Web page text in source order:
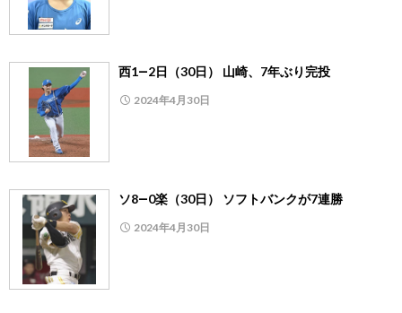
西1―2日（30日） 山崎、7年ぶり完投
2024年4月30日
ソ8―0楽（30日） ソフトバンクが7連勝
2024年4月30日